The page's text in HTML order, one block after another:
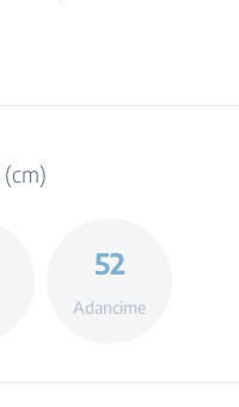
52
Adancime